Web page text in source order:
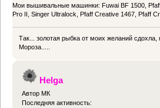
Мои вышивальные машинки: Fuwai BF 1500,
Pro II, Singer Ultralock, Pfaff Creative 1467, Pfaff
Так... золотая рыбка от моих желаний сдохла,
Мороза.....
Helga
Автор МК
Последняя активность: